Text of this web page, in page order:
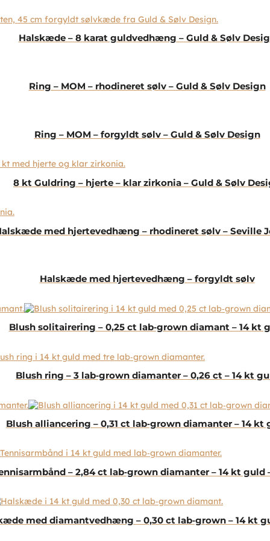
Halskæde – 8 karat guldvedhæng – Guld & Sølv
Ring – MOM – rhodineret sølv – Guld & Sølv Design
Ring – MOM – forgyldt sølv – Guld & Sølv Design
8 kt Guldring – hjerte – klar zirkonia – Guld & Sølv
med hjertevedhæng – rhodineret sølv – Seville
Halskæde med hjertevedhæng – forgyldt sølv
Blush solitairering – 0,25 ct lab‑grown diamant – 14 kt
Blush ring – 3 lab‑grown diamanter – 0,26 ct – 14 kt
Blush alliancering – 0,31 ct lab‑grown diamanter – 14 kt
– 2,84 ct lab‑grown diamanter – 14 kt guld
med diamantvedhæng – 0,30 ct lab‑grown – 14 kt